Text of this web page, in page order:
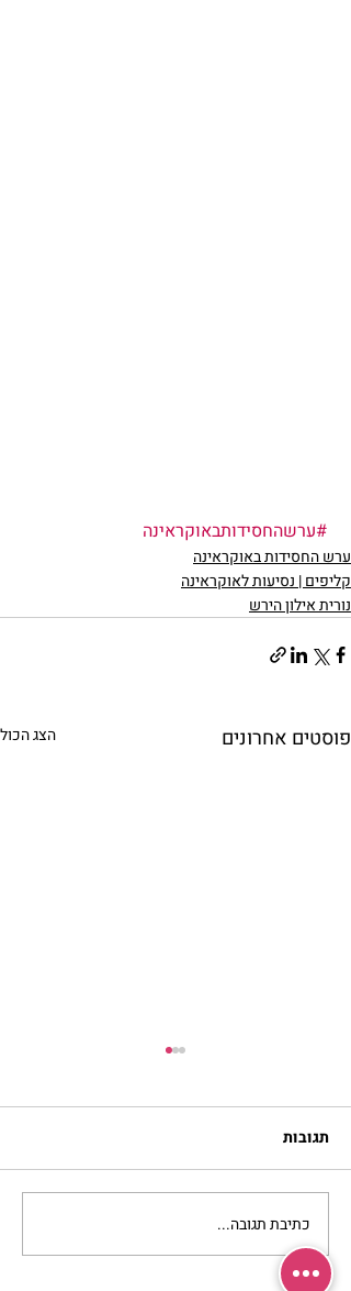
#ערשהחסידותבאוקראינה
ערש החסידות באוקראינה
קליפים | נסיעות לאוקראינה
נורית אילון הירש
פוסטים אחרונים הצג הכול
להזכיר ללב שלי איך
מרגישה אהבה | נורית אילון
תגובות
כתיבת תגובה...